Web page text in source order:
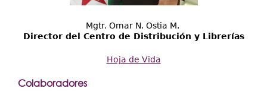
Mgtr. Omar N. Ostia M.
Director del Centro de Distribución y Librerías
Hoja de Vida
Colaboradores